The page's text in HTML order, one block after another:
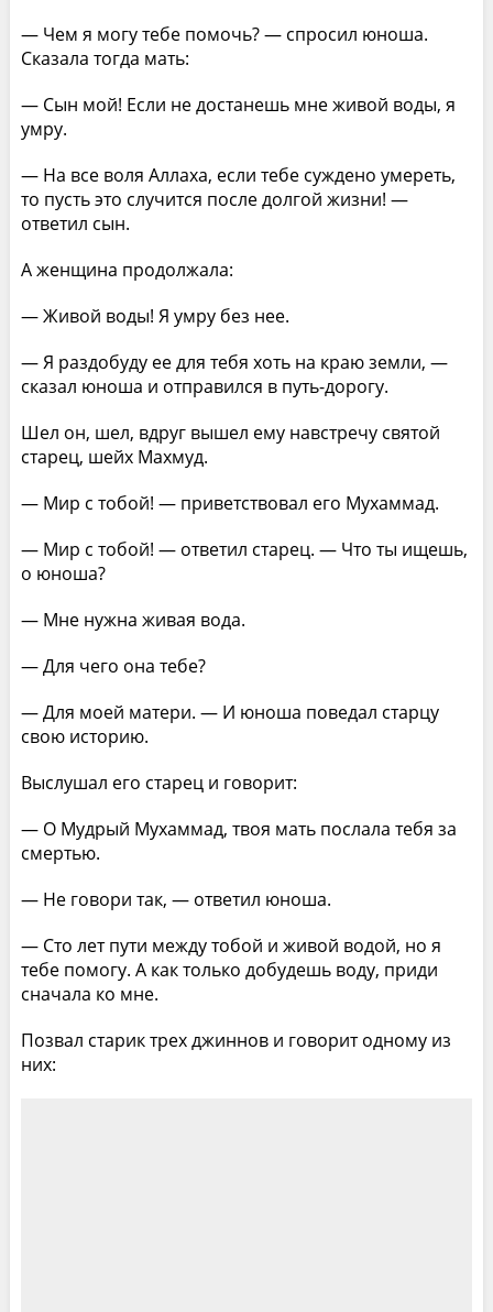
— Чем я могу тебе помочь? — спросил юноша.
Сказала тогда мать:
— Сын мой! Если не достанешь мне живой воды, я
умру.
— На все воля Аллаха, если тебе суждено умереть,
то пусть это случится после долгой жизни! —
ответил сын.
А женщина продолжала:
— Живой воды! Я умру без нее.
— Я раздобуду ее для тебя хоть на краю земли, —
сказал юноша и отправился в путь-дорогу.
Шел он, шел, вдруг вышел ему навстречу святой
старец, шейх Махмуд.
— Мир с тобой! — приветствовал его Мухаммад.
— Мир с тобой! — ответил старец. — Что ты ищешь,
о юноша?
— Мне нужна живая вода.
— Для чего она тебе?
— Для моей матери. — И юноша поведал старцу
свою историю.
Выслушал его старец и говорит:
— О Мудрый Мухаммад, твоя мать послала тебя за
смертью.
— Не говори так, — ответил юноша.
— Сто лет пути между тобой и живой водой, но я
тебе помогу. А как только добудешь воду, приди
сначала ко мне.
Позвал старик трех джиннов и говорит одному из
них: